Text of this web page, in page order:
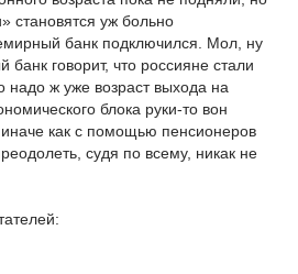
становятся уж больно
банк подключился. Мол, ну
говорит, что россияне стали
надо ж уже возраст выхода на
блока руки-то вон
иначе как с помощью пенсионеров
судя по всему, никак не